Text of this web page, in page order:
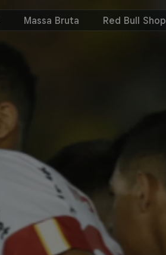
Massa Bruta Red Bull Shop